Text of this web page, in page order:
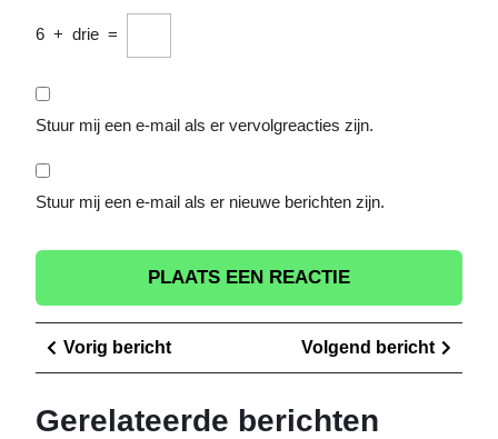
6 + drie =
Stuur mij een e-mail als er vervolgreacties zijn.
Stuur mij een e-mail als er nieuwe berichten zijn.
Berichtnavigatie
Vorig berichtVorig
bericht
Volgend bericht
bericht
Gerelateerde berichten